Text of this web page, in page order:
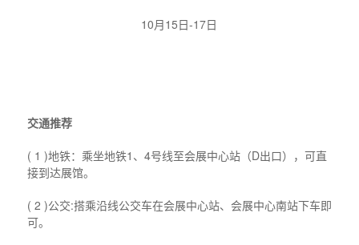
10月15日-17日
交通推荐
( 1 )地铁：乘坐地铁1、4号线至会展中心站（D出口），可直
接到达展馆。
( 2 )公交:搭乘沿线公交车在会展中心站、会展中心南站下车即
可。